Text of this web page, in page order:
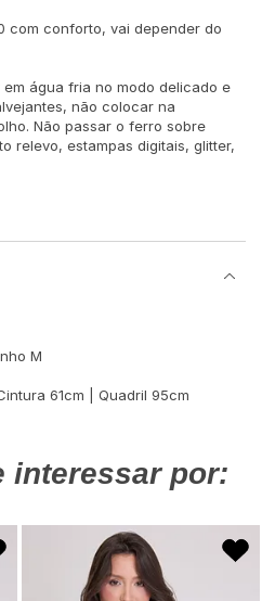
com conforto, vai depender do
água fria no modo delicado e
não colocar na
Não passar o ferro sobre
relevo, estampas digitais, glitter,
M
61cm | Quadril 95cm
interessar por: